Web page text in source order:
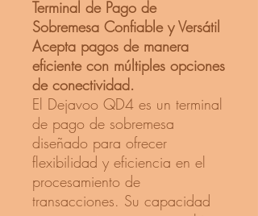
Terminal de Pago de
Sobremesa Confiable y Versátil
Acepta pagos de manera
eficiente con múltiples opciones
de conectividad.
El Dejavoo QD4 es un terminal
de pago de sobremesa
diseñado para ofrecer
flexibilidad y eficiencia en el
procesamiento de
transacciones. Su capacidad